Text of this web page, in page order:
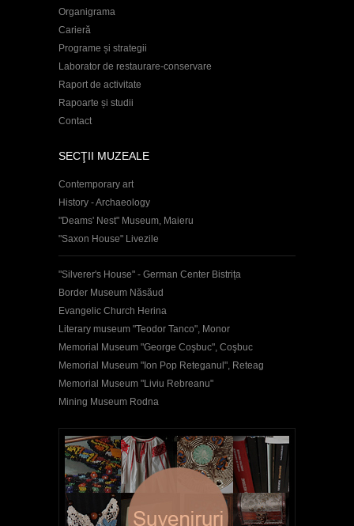
Organigrama
Carieră
Programe și strategii
Laborator de restaurare-conservare
Raport de activitate
Rapoarte și studii
Contact
SECŢII MUZEALE
Contemporary art
History - Archaeology
"Deams' Nest" Museum, Maieru
"Saxon House" Livezile
"Silverer's House" - German Center Bistrița
Border Museum Năsăud
Evangelic Church Herina
Literary museum "Teodor Tanco", Monor
Memorial Museum "George Coşbuc", Coşbuc
Memorial Museum "Ion Pop Reteganul", Reteag
Memorial Museum "Liviu Rebreanu"
Mining Museum Rodna